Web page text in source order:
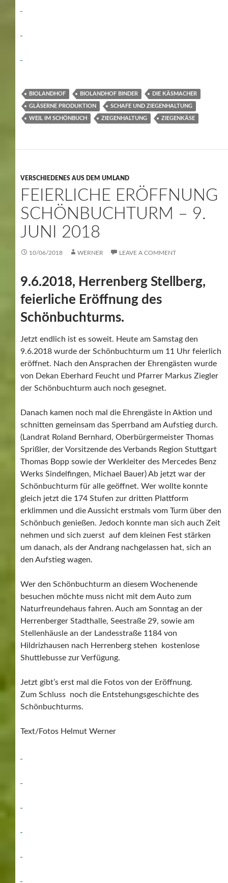
BIOLANDHOF BIOLANDHOF BINDER DIE KÄSMACHER
GLÄSERNE PRODUKTION SCHAFE UND ZIEGENHALTUNG
WEIL IM SCHÖNBUCH ZIEGENHALTUNG ZIEGENKÄSE
VERSCHIEDENES AUS DEM UMLAND
FEIERLICHE ERÖFFNUNG
SCHÖNBUCHTURM – 9.
JUNI 2018
10/06/2018 WERNER LEAVE A COMMENT
9.6.2018, Herrenberg Stellberg,
feierliche Eröffnung des
Schönbuchturms.
Jetzt endlich ist es soweit. Heute am Samstag den
9.6.2018 wurde der Schönbuchturm um 11 Uhr feierlich
eröffnet. Nach den Ansprachen der Ehrengästen wurde
von Dekan Eberhard Feucht und Pfarrer Markus Ziegler
der Schönbuchturm auch noch gesegnet.
Danach kamen noch mal die Ehrengäste in Aktion und
schnitten gemeinsam das Sperrband am Aufstieg durch.
(Landrat Roland Bernhard, Oberbürgermeister Thomas
Sprißler, der Vorsitzende des Verbands Region Stuttgart
Thomas Bopp sowie der Werkleiter des Mercedes Benz
Werks Sindelfingen, Michael Bauer) Ab jetzt war der
Schönbuchturm für alle geöffnet. Wer wollte konnte
gleich jetzt die 174 Stufen zur dritten Plattform
erklimmen und die Aussicht erstmals vom Turm über den
Schönbuch genießen. Jedoch konnte man sich auch Zeit
nehmen und sich zuerst auf dem kleinen Fest stärken
um danach, als der Andrang nachgelassen hat, sich an
den Aufstieg wagen.
Wer den Schönbuchturm an diesem Wochenende
besuchen möchte muss nicht mit dem Auto zum
Naturfreundehaus fahren. Auch am Sonntag an der
Herrenberger Stadthalle, Seestraße 29, sowie am
Stellenhäusle an der Landesstraße 1184 von
Hildrizhausen nach Herrenberg stehen kostenlose
Shuttlebusse zur Verfügung.
Jetzt gibt’s erst mal die Fotos von der Eröffnung.
Zum Schluss noch die Entstehungsgeschichte des
Schönbuchturms.
Text/Fotos Helmut Werner